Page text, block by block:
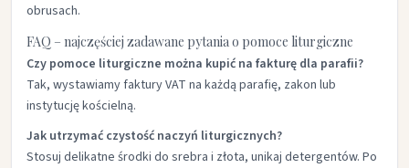
obrusach.
FAQ – najczęściej zadawane pytania o pomoce liturgiczne
Czy pomoce liturgiczne można kupić na fakturę dla parafii?
Tak, wystawiamy faktury VAT na każdą parafię, zakon lub
instytucję kościelną.
Jak utrzymać czystość naczyń liturgicznych?
Stosuj delikatne środki do srebra i złota, unikaj detergentów. Po